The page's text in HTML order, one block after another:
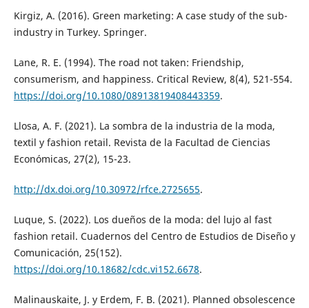
Kirgiz, A. (2016). Green marketing: A case study of the sub-
industry in Turkey. Springer.
Lane, R. E. (1994). The road not taken: Friendship,
consumerism, and happiness. Critical Review, 8(4), 521-554.
https://doi.org/10.1080/08913819408443359.
Llosa, A. F. (2021). La sombra de la industria de la moda,
textil y fashion retail. Revista de la Facultad de Ciencias
Económicas, 27(2), 15-23.
http://dx.doi.org/10.30972/rfce.2725655.
Luque, S. (2022). Los dueños de la moda: del lujo al fast
fashion retail. Cuadernos del Centro de Estudios de Diseño y
Comunicación, 25(152).
https://doi.org/10.18682/cdc.vi152.6678.
Malinauskaite, J. y Erdem, F. B. (2021). Planned obsolescence